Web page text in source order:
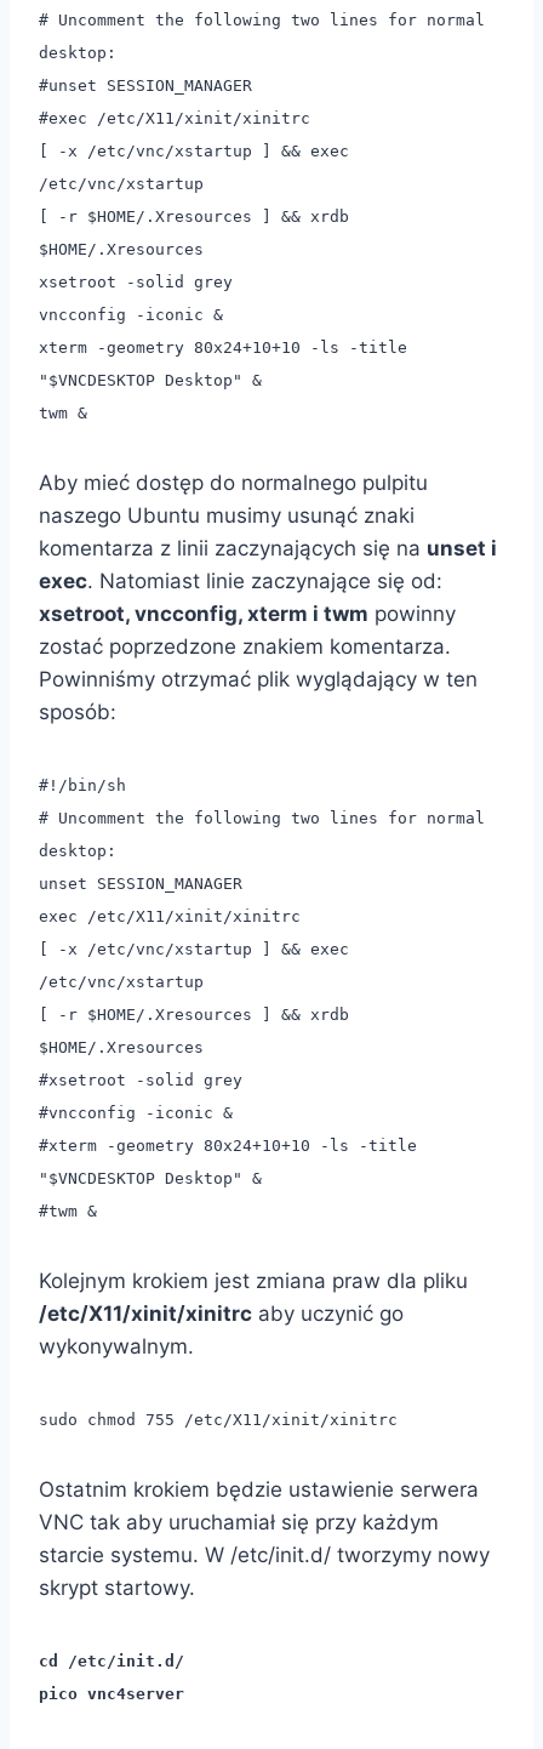
# Uncomment the following two lines for normal
desktop:
#unset SESSION_MANAGER
#exec /etc/X11/xinit/xinitrc
[ -x /etc/vnc/xstartup ] && exec
/etc/vnc/xstartup
[ -r $HOME/.Xresources ] && xrdb
$HOME/.Xresources
xsetroot -solid grey
vncconfig -iconic &
xterm -geometry 80x24+10+10 -ls -title
"$VNCDESKTOP Desktop" &
twm &
Aby mieć dostęp do normalnego pulpitu
naszego Ubuntu musimy usunąć znaki
komentarza z linii zaczynających się na unset i
exec. Natomiast linie zaczynające się od:
xsetroot, vncconfig, xterm i twm powinny
zostać poprzedzone znakiem komentarza.
Powinniśmy otrzymać plik wyglądający w ten
sposób:
#!/bin/sh
# Uncomment the following two lines for normal
desktop:
unset SESSION_MANAGER
exec /etc/X11/xinit/xinitrc
[ -x /etc/vnc/xstartup ] && exec
/etc/vnc/xstartup
[ -r $HOME/.Xresources ] && xrdb
$HOME/.Xresources
#xsetroot -solid grey
#vncconfig -iconic &
#xterm -geometry 80x24+10+10 -ls -title
"$VNCDESKTOP Desktop" &
#twm &
Kolejnym krokiem jest zmiana praw dla pliku
/etc/X11/xinit/xinitrc aby uczynić go
wykonywalnym.
sudo chmod 755 /etc/X11/xinit/xinitrc
Ostatnim krokiem będzie ustawienie serwera
VNC tak aby uruchamiał się przy każdym
starcie systemu. W /etc/init.d/ tworzymy nowy
skrypt startowy.
cd /etc/init.d/
pico vnc4server